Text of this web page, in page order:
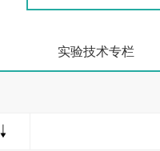
实验技术专栏